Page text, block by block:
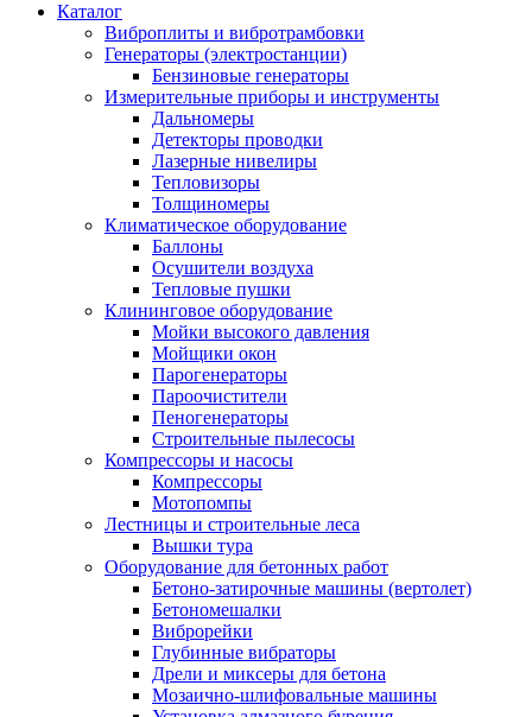
Каталог
Виброплиты и вибротрамбовки
Генераторы (электростанции)
Бензиновые генераторы
Измерительные приборы и инструменты
Дальномеры
Детекторы проводки
Лазерные нивелиры
Тепловизоры
Толщиномеры
Климатическое оборудование
Баллоны
Осушители воздуха
Тепловые пушки
Клининговое оборудование
Мойки высокого давления
Мойщики окон
Парогенераторы
Пароочистители
Пеногенераторы
Строительные пылесосы
Компрессоры и насосы
Компрессоры
Мотопомпы
Лестницы и строительные леса
Вышки тура
Оборудование для бетонных работ
Бетоно-затирочные машины (вертолет)
Бетономешалки
Виброрейки
Глубинные вибраторы
Дрели и миксеры для бетона
Мозаично-шлифовальные машины